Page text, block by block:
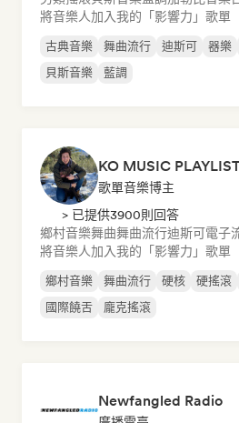
將音樂人加入我的「影響力」歌單
古典音樂 舞曲流行 迪斯可 器樂
貝斯音樂
藍調
KO MUSIC
歌單音樂博主
> 已提供3900則回答
鄉村音樂舞曲舞曲流行迪斯可電子
將音樂人加入我的「影響力」歌單
鄉村音樂 舞曲流行 硬核 硬搖滾
國際饒舌
龐克搖滾
Newfangled Radio